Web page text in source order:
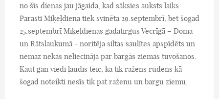
no šīs dienas jau jāgaida, kad sāksies auksts laiks.
Parasti Miķeļdiena tiek svinēta 29.septembrī, bet šogad
25.septembrī Miķeļdienas gadatirgus Vecrīgā – Doma
un Rātslaukumā - noritēja siltas saulītes apspīdēts un
nemaz nekas neliecināja par bargās ziemas tuvošanos.
Kaut gan viedi ļaudis teic, ka tik ražens rudens kā
šogad noteikti nesīs tik pat raženu un bargu ziemu.